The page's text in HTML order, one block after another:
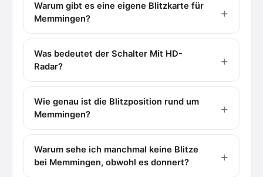
Warum gibt es eine eigene Blitzkarte für
Memmingen?
Was bedeutet der Schalter Mit HD-
Radar?
Wie genau ist die Blitzposition rund um
Memmingen?
Warum sehe ich manchmal keine Blitze
bei Memmingen, obwohl es donnert?